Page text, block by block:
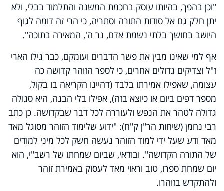
"וכן בהפך, בהיותו עוסק בחכמת המשנה והתלמוד בבלי, ולא
יתן חלק גם אל סודות התורה וסתריה, כי הרי זה דומה לגוף
היושב בחושך בלתי נשמת אדם, נר ה', המאירה בתוכה".
אף למי שאינו מבין את פשר הדברים ועומקם, כבר גילו הארי
ז"ל וצדיקים גדולים אחרים, כי לספר הזוהר קדושה כה
עצומה, שאפילו אמירתו בלבד (דהיינו הקריאה בו בקול,
מספר דפים ביום או כיוצא בזה), אפילו בלי הבנה, היא סגולה
גדולה לטהר את הנפש ולעוררה לכל דבר שבקדושה. כן כתב
רבי נחמן (שיחות הר"ן ק"ח): "ידוע שלימוד הזוהר מסוגל מאד
מאד ודע שעל ידי למוד הזוהר נעשה חשק לכל מיני למודים
של התורה הקדושה". ובודאי, שביום שמחתו של רשב"י, הוא
יום שמחת ספרו, טוב וראוי מאד לעסוק באמירת זוהר
ולהתקדש בזוהרו.